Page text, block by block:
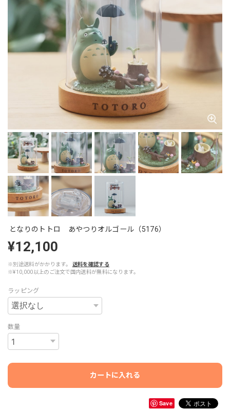
となりのトトロ あやつりオルゴール（5176）
¥12,100
※別途送料がかかります。
送料を確認する
※¥10,000以上のご注文で国内送料が無料になります。
ラッピング
数量
カートに入れる
Save